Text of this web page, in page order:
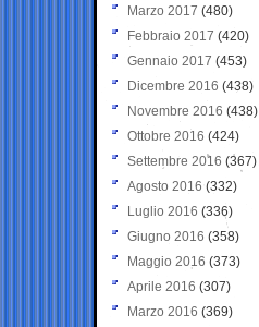
Marzo 2017 (480)
Febbraio 2017 (420)
Gennaio 2017 (453)
Dicembre 2016 (438)
Novembre 2016 (438)
Ottobre 2016 (424)
Settembre 2016 (367)
Agosto 2016 (332)
Luglio 2016 (336)
Giugno 2016 (358)
Maggio 2016 (373)
Aprile 2016 (307)
Marzo 2016 (369)